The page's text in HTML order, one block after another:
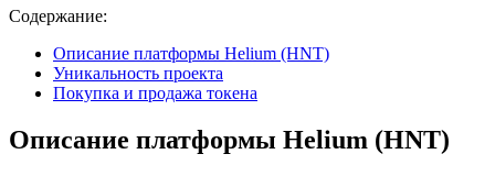
Содержание:
Описание платформы Helium (HNT)
Уникальность проекта
Покупка и продажа токена
Описание платформы Helium (HNT)